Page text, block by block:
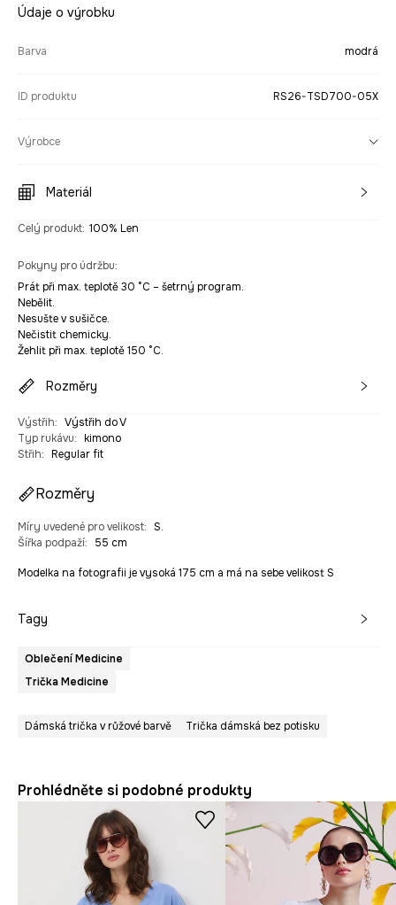
Údaje o výrobku
Barva modrá
ID produktu RS26-TSD700-05X
Výrobce
Materiál
Celý produkt: 100% Len
Pokyny pro údržbu:
Prát při max. teplotě 30 °C – šetrný program.
Nebělit.
Nesušte v sušičce.
Nečistit chemicky.
Žehlit při max. teplotě 150 °C.
Rozměry
Výstřih: Výstřih do V
Typ rukávu: kimono
Střih: Regular fit
Rozměry
Míry uvedené pro velikost: S.
Šířka podpaží: 55 cm
Modelka na fotografii je vysoká 175 cm a má na sebe velikost S
Tagy
Oblečení Medicine
Trička Medicine
Dámská trička v růžové barvě Trička dámská bez potisku
Prohlédněte si podobné produkty